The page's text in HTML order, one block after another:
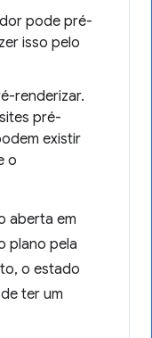
pode pré-
isso pelo
renderizar.
pré-
existir
o
aberta em
plano pela
o estado
ter um